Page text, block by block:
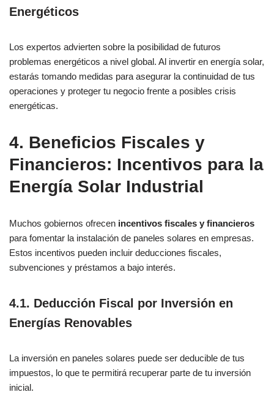
Energéticos
Los expertos advierten sobre la posibilidad de futuros
problemas energéticos a nivel global. Al invertir en energía solar,
estarás tomando medidas para asegurar la continuidad de tus
operaciones y proteger tu negocio frente a posibles crisis
energéticas.
4. Beneficios Fiscales y
Financieros: Incentivos para la
Energía Solar Industrial
Muchos gobiernos ofrecen incentivos fiscales y financieros
para fomentar la instalación de paneles solares en empresas.
Estos incentivos pueden incluir deducciones fiscales,
subvenciones y préstamos a bajo interés.
4.1. Deducción Fiscal por Inversión en
Energías Renovables
La inversión en paneles solares puede ser deducible de tus
impuestos, lo que te permitirá recuperar parte de tu inversión
inicial.